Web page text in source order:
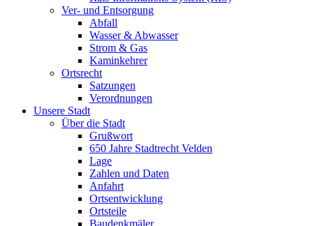
Ver- und Entsorgung
Abfall
Wasser & Abwasser
Strom & Gas
Kaminkehrer
Ortsrecht
Satzungen
Verordnungen
Unsere Stadt
Über die Stadt
Grußwort
650 Jahre Stadtrecht Velden
Lage
Zahlen und Daten
Anfahrt
Ortsentwicklung
Ortsteile
Baudenkmäler